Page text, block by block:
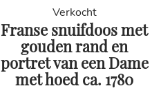
Verkocht
Franse snuifdoos met
gouden rand en
portret van een Dame
met hoed ca. 1780